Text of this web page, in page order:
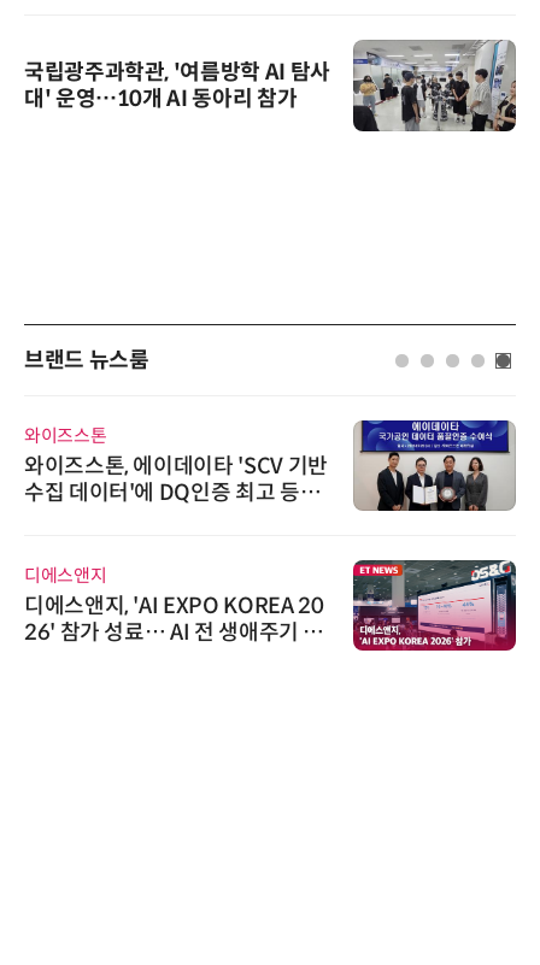
국립광주과학관, '여름방학 AI 탐사
대' 운영…10개 AI 동아리 참가
브랜드 뉴스룸
와이즈스톤
와이즈스톤, 에이데이타 'SCV 기반
수집 데이터'에 DQ인증 최고 등급
디에스앤지
디에스앤지, 'AI EXPO KOREA 20
26' 참가 성료… AI 전 생애주기 아